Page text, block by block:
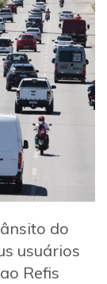
do
usuários
Refis